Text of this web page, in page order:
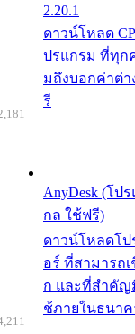
2.20.1
ดาวน์โหลด
ปรแกรม ที่ทุก
มถึงบอกค่าต่า
รี
AnyDesk (โป
กล ใช้ฟรี)
ดาวน์โหลดโป
อร์ ที่สามารถ
ก และที่สำคัญ
ช้ภายในธนาค